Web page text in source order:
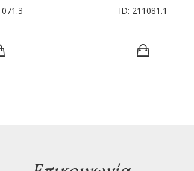
ID: 211081.1